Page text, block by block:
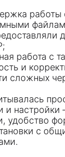
работы
работа с
и
сложных
и настройки
удобство
с